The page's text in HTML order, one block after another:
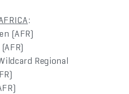
:
(AFR)
Regional